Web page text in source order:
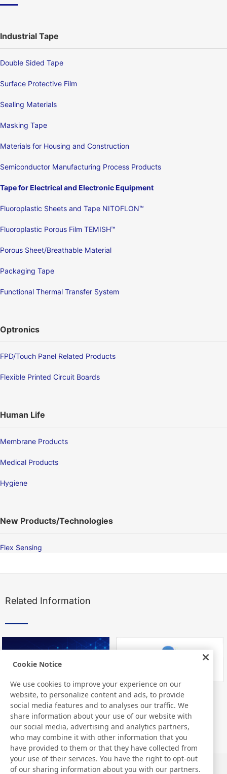
Industrial Tape
Double Sided Tape
Surface Protective Film
Sealing Materials
Masking Tape
Materials for Housing and Construction
Semiconductor Manufacturing Process Products
Tape for Electrical and Electronic Equipment
Fluoroplastic Sheets and Tape NITOFLON™
Fluoroplastic Porous Film TEMISH™
Porous Sheet/Breathable Material
Packaging Tape
Functional Thermal Transfer System
Optronics
FPD/Touch Panel Related Products
Flexible Printed Circuit Boards
Human Life
Membrane Products
Medical Products
Hygiene
New Products/Technologies
Flex Sensing
Related Information
Nitto Library FAQ about Products
Cookie Notice
We use cookies to improve your experience on our
website, to personalize content and ads, to provide
social media features and to analyses our traffic. We
share information about your use of our website with
our social media, advertising and analytics partners,
who may combine it with other information that you
have provided to them or that they have collected from
your use of their services. You have the right to opt-out
of our sharing information about you with our partners.